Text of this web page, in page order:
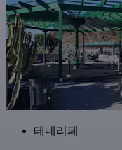
테네리페